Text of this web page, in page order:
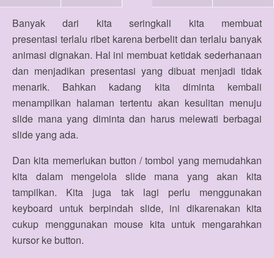
Banyak dari kita seringkali kita membuat
presentasi terlalu ribet karena berbelit dan terlalu banyak
animasi dignakan. Hal ini membuat ketidak sederhanaan
dan menjadikan presentasi yang dibuat menjadi tidak
menarik. Bahkan kadang kita diminta kembali
menampilkan halaman tertentu akan kesulitan menuju
slide mana yang diminta dan harus melewati berbagai
slide yang ada.
Dan kita memerlukan button / tombol yang memudahkan
kita dalam mengelola slide mana yang akan kita
tampilkan. Kita juga tak lagi perlu menggunakan
keyboard untuk berpindah slide, ini dikarenakan kita
cukup menggunakan mouse kita untuk mengarahkan
kursor ke button.